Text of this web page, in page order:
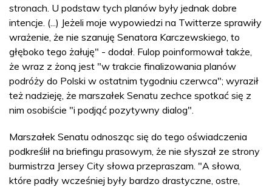
stronach. U podstaw tych planów były jednak dobre
intencje. (...) Jeżeli moje wypowiedzi na Twitterze sprawiły
wrażenie, że nie szanuję Senatora Karczewskiego, to
głęboko tego żałuję" - dodał. Fulop poinformował także,
że wraz z żoną jest "w trakcie finalizowania planów
podróży do Polski w ostatnim tygodniu czerwca"; wyraził
też nadzieję, że marszałek Senatu zechce spotkać się z
nim osobiście "i podjąć pozytywny dialog".
Marszałek Senatu odnosząc się do tego oświadczenia
podkreślił na briefingu prasowym, że nie słyszał ze strony
burmistrza Jersey City słowa przepraszam. "A słowa,
które padły wcześniej były bardzo drastyczne, ostre,